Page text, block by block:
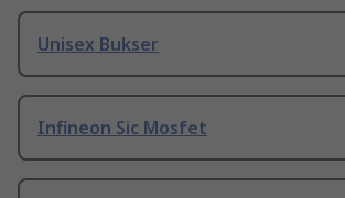
Unisex Bukser
Infineon Sic Mosfet